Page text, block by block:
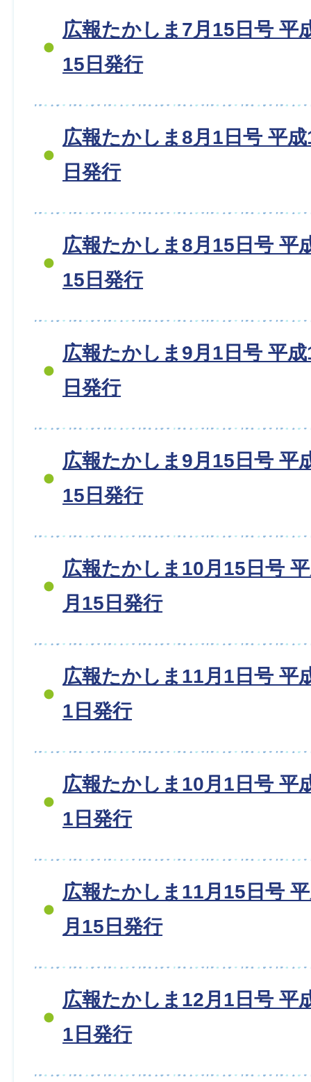
広報たかしま7月15日号 平
15日発行
広報たかしま8月1日号 平
日発行
広報たかしま8月15日号 平
15日発行
広報たかしま9月1日号 平
日発行
広報たかしま9月15日号 平
15日発行
広報たかしま10月15日号
月15日発行
広報たかしま11月1日号 平
1日発行
広報たかしま10月1日号 平
1日発行
広報たかしま11月15日号
月15日発行
広報たかしま12月1日号 平
1日発行